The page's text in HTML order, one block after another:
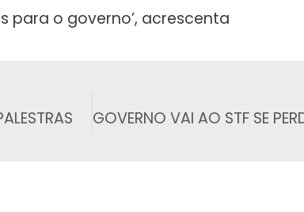
para o governo’, acrescenta